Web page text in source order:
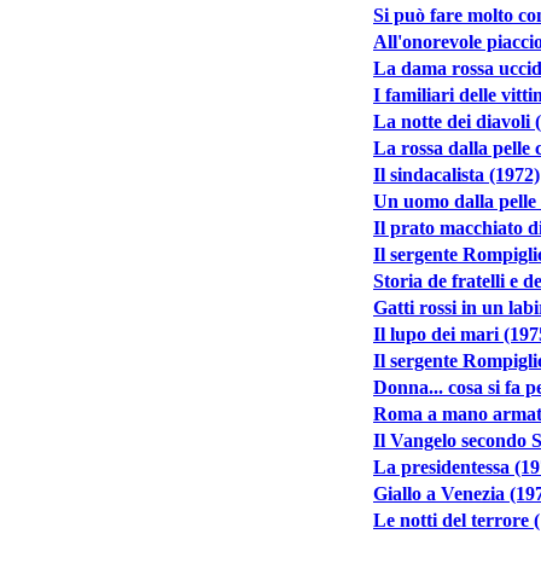
Si può fare molto
All'onorevole
La dama rossa
I familiari delle
La notte dei diavoli
La rossa dalla pelle
Il sindacalista (1972)
Un uomo dalla
Il prato macchiato
Il sergente
Storia de fratelli e
Gatti rossi in un
Il lupo dei mari
Il sergente
Donna... cosa si fa
Roma a mano
Il Vangelo secondo
La presidentessa
Giallo a Venezia
Le notti del terrore